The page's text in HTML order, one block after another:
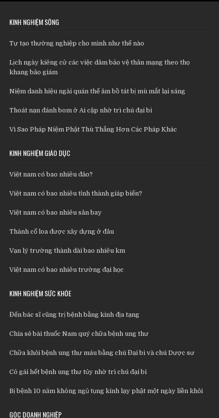
KINH NGHIỆM SỐNG
Tự tạo thường nghiệp cho mình như thế nào
Lịch ngày kiêng cử các việc dâm bảo vệ thân mạng theo thọ
khang bảo giám
Niệm danh hiệu ngài quán thế âm bồ tát bị mù mắt lại sáng
Thoát nạn đánh bom ở Ai cập nhờ trì chú đại bi
Vì Sao Pháp Niệm Phật Thù Thắng Hơn Các Pháp Khác
KINH NGHIỆM GIÁO DỤC
Việt nam có bao nhiêu đảo?
Việt nam có bao nhiêu tỉnh thành giáp biển?
Việt nam có bao nhiêu sân bay
Thành cổ loa được xây dựng ở đâu
Vạn lý trường thành dài bao nhiêu km
Việt nam có bao nhiêu trường đại học
KINH NGHIỆM SỨC KHỎE
Đến bác sĩ cũng trị bệnh bằng kinh địa tạng
Chia sẻ bài thuốc Nam quý chữa bệnh ung thư
Chữa khỏi bệnh ung thư máu bằng chú Đại bi và chú Dược sư
Cô gái hết bệnh ung thư tủy nhờ trì chú đại bi
Bị bệnh 10 năm không ngủ tụng kinh lạy phật một ngày liền khỏi
GÓC DOANH NGHIỆP